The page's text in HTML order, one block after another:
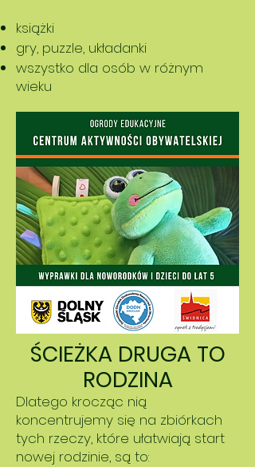
książki
gry, puzzle, układanki
wszystko dla osób w różnym
wieku
ŚCIEŻKA DRUGA TO
RODZINA
Dlatego krocząc nią
koncentrujemy się na zbiórkach
tych rzeczy, które ułatwiają start
nowej rodzinie, są to: